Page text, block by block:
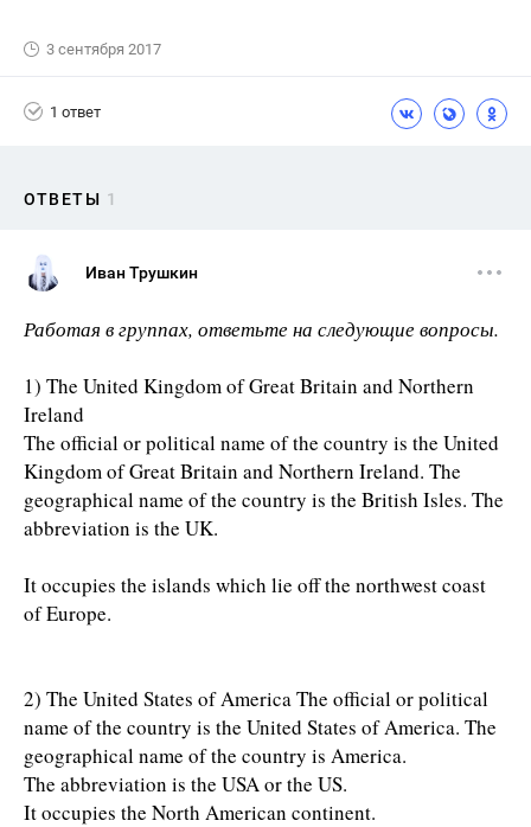
3 сентября 2017
1 ответ
ОТВЕТЫ 1
Иван Трушкин
Работая в группах, ответьте на следующие вопросы.
1) The United Kingdom of Great Britain and Northern
Ireland
The official or political name of the country is the United
Kingdom of Great Britain and Northern Ireland. The
geographical name of the country is the British Isles. The
abbreviation is the UK.
It occupies the islands which lie off the northwest coast
of Europe.
2) The United States of America The official or political
name of the country is the United States of America. The
geographical name of the country is America.
The abbreviation is the USA or the US.
It occupies the North American continent.